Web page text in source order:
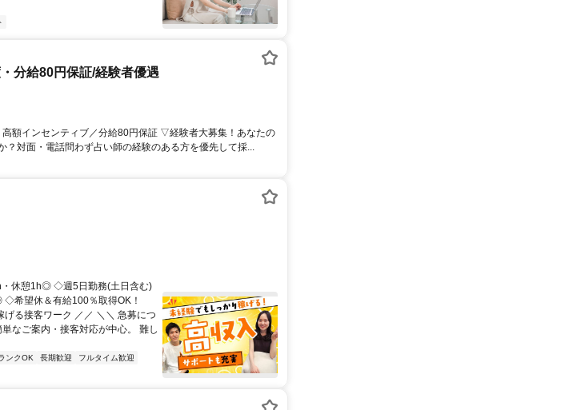
分給80円保証/経験者優遇
額インセンティブ／分給80円保証 ▽経験者大募集！あなたの
？対面・電話問わず占い師の経験のある方を優先して採...
休憩1h◎ ◇週5日勤務(土日含む)
希望休＆有給100％取得OK！
る接客ワーク ／／ ＼＼ 急募につ
なご案内・接客対応が中心。 難し
ンクOK 長期歓迎
フルタイム歓迎